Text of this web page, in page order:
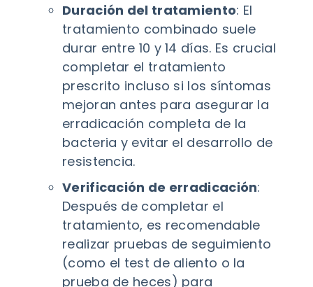
Duración del tratamiento: El
tratamiento combinado suele
durar entre 10 y 14 días. Es crucial
completar el tratamiento
prescrito incluso si los síntomas
mejoran antes para asegurar la
erradicación completa de la
bacteria y evitar el desarrollo de
resistencia.
Verificación de erradicación:
Después de completar el
tratamiento, es recomendable
realizar pruebas de seguimiento
(como el test de aliento o la
prueba de heces) para